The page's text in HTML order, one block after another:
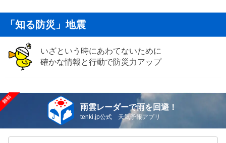
「知る防災」地震
いざという時にあわてないために
確かな情報と行動で防災力アップ
雨雲レーダーで雨を回避！
tenki.jp公式 天気予報アプリ